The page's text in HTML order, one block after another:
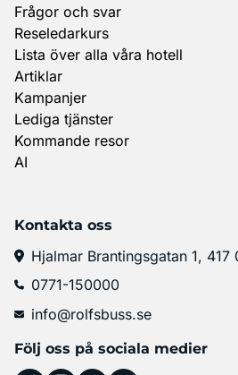
Frågor och svar
Reseledarkurs
Lista över alla våra hotell
Artiklar
Kampanjer
Lediga tjänster
Kommande resor
AI
Kontakta oss
Hjalmar Brantingsgatan 1, 417
0771-150000
info@rolfsbuss.se
Följ oss på sociala medier